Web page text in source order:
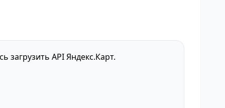
загрузить API Яндекс.Карт.